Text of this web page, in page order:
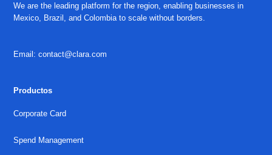
We are the leading platform for the region, enabling businesses in
Mexico, Brazil, and Colombia to scale without borders.
Email: contact@clara.com
Productos
Corporate Card
Spend Management